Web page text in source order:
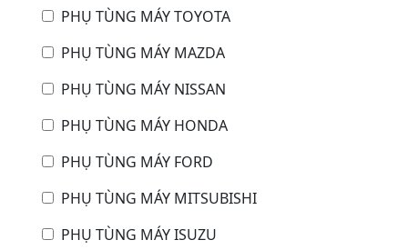
PHỤ TÙNG MÁY TOYOTA
PHỤ TÙNG MÁY MAZDA
PHỤ TÙNG MÁY NISSAN
PHỤ TÙNG MÁY HONDA
PHỤ TÙNG MÁY FORD
PHỤ TÙNG MÁY MITSUBISHI
PHỤ TÙNG MÁY ISUZU